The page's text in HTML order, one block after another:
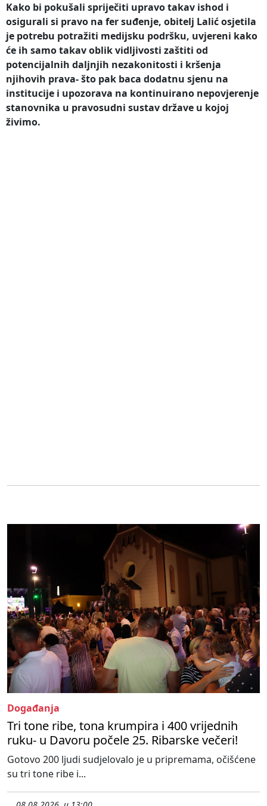
Kako bi pokušali spriječiti upravo takav ishod i
osigurali si pravo na fer suđenje, obitelj Lalić osjetila
je potrebu potražiti medijsku podršku, uvjereni kako
će ih samo takav oblik vidljivosti zaštiti od
potencijalnih daljnjih nezakonitosti i kršenja
njihovih prava- što pak baca dodatnu sjenu na
institucije i upozorava na kontinuirano nepovjerenje
stanovnika u pravosudni sustav države u kojoj
živimo.
Događanja
Tri tone ribe, tona krumpira i 400 vrijednih
ruku- u Davoru počele 25. Ribarske večeri!
Gotovo 200 ljudi sudjelovalo je u pripremama, očišćene
su tri tone ribe i...